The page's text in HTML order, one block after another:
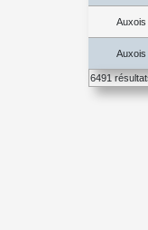
Auxois
Auxois
6491